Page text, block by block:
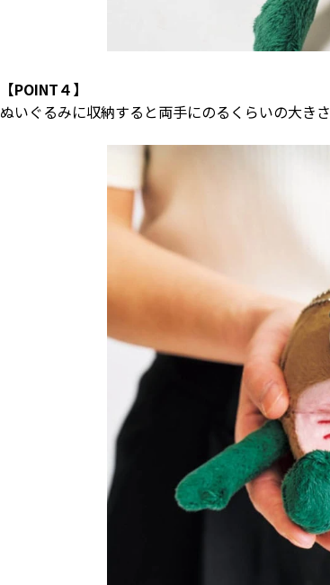
【POINT４】
ぬいぐるみに収納すると両手にのるくらいの大きさ